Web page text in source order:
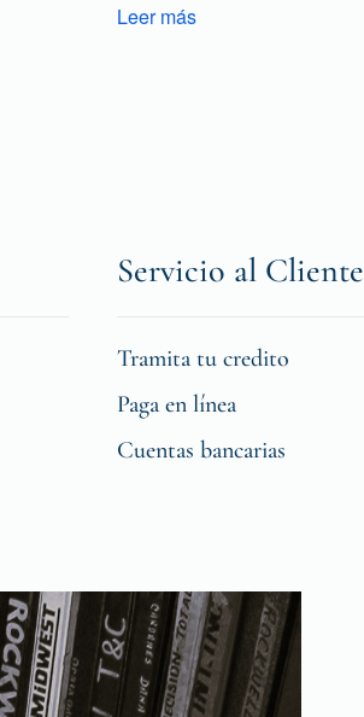
Leer más
Servicio al Cliente
Tramita tu credito
Paga en línea
Cuentas bancarias